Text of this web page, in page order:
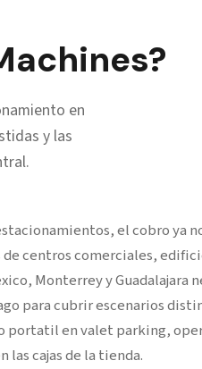
en
y las
el cobro ya
de centros comerciales,
Monterrey y Guadalajara
para cubrir escenarios
portatil en valet parking,
las cajas de la tienda.